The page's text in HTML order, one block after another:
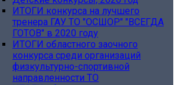
ИТОГИ конкурса на лучшего
тренера ГАУ ТО "ОСШОР" "ВСЕГДА
ГОТОВ" в 2020 году
ИТОГИ областного заочного
конкурса среди организаций
физкультурно-спортивной
направленности ТО